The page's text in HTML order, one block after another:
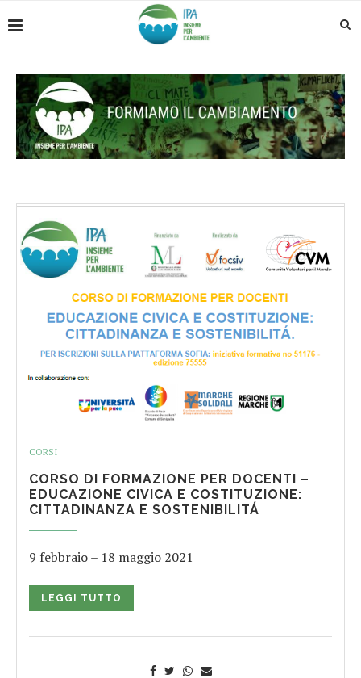
CORSI
CORSO DI FORMAZIONE PER DOCENTI –
EDUCAZIONE CIVICA E COSTITUZIONE:
CITTADINANZA E SOSTENIBILITÁ
9 febbraio – 18 maggio 2021
LEGGI TUTTO